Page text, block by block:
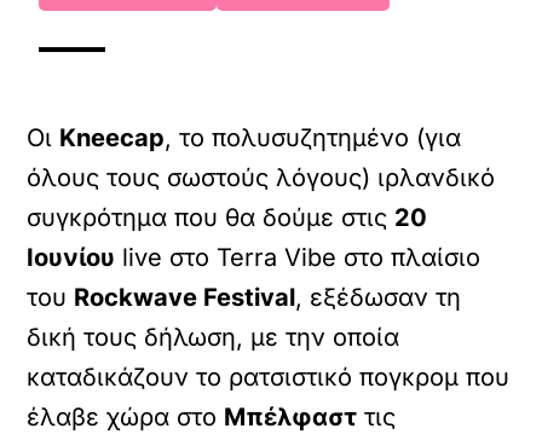
Οι Kneecap, το πολυσυζητημένο (για
όλους τους σωστούς λόγους) ιρλανδικό
συγκρότημα που θα δούμε στις 20
Ιουνίου live στο Terra Vibe στο πλαίσιο
του Rockwave Festival, εξέδωσαν τη
δική τους δήλωση, με την οποία
καταδικάζουν το ρατσιστικό πογκρομ που
έλαβε χώρα στο Μπέλφαστ τις